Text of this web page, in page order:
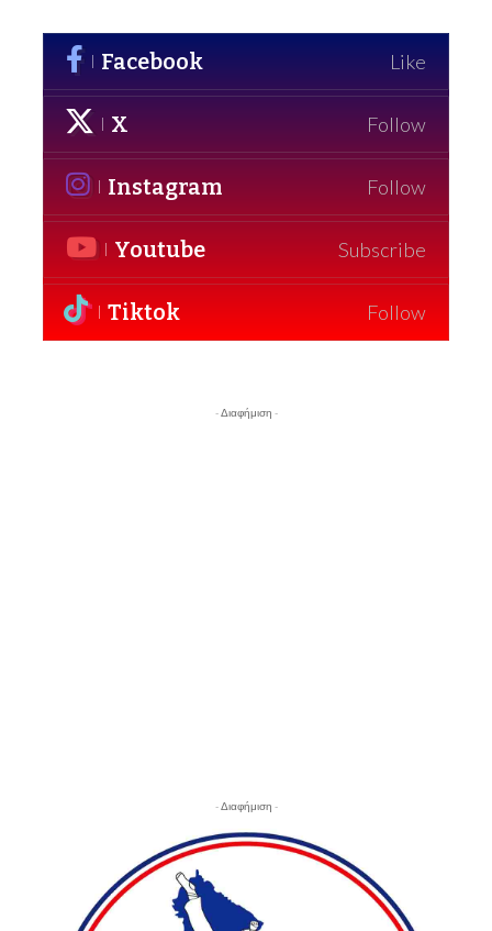
Facebook Like
X Follow
Instagram Follow
Youtube Subscribe
Tiktok Follow
- Διαφήμιση -
- Διαφήμιση -